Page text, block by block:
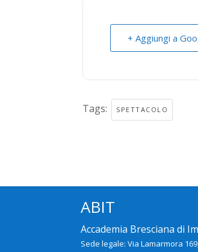
+ Aggiungi a
Tags: SPETTACOLO
ABIT
Accademia Bresciana di
Sede legale: Via Lamarmora